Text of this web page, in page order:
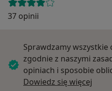
37 opinii
Sprawdzamy
zgodnie z naszymi
opiniach i sposobie
Dowiedz się więcej